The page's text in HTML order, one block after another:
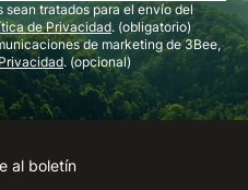
sean tratados para el envío del
de Privacidad. (obligatorio)
de marketing de 3Bee,
. (opcional)
Instagram
Facebook
Linkedin
Youtube
al boletín